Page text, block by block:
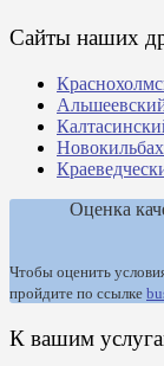
Сайты наших
Оценка
Чтобы оценить
пройдите по ссылке
К вашим